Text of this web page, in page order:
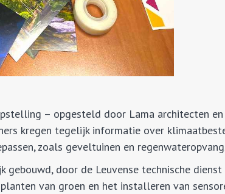
– opgesteld door Lama architecten en
kregen tegelijk informatie over
zoals geveltuinen en
door de Leuvense technische
van groen en het installeren van